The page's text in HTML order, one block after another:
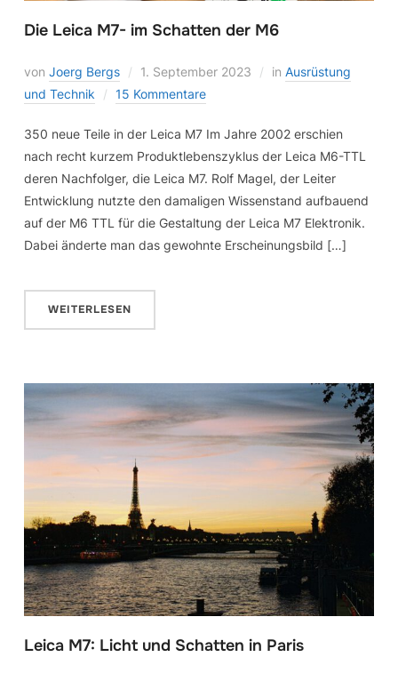
Die Leica M7- im Schatten der M6
von Joerg Bergs 1. September 2023 in Ausrüstung
und Technik
15 Kommentare
350 neue Teile in der Leica M7 Im Jahre 2002 erschien
nach recht kurzem Produktlebenszyklus der Leica M6-TTL
deren Nachfolger, die Leica M7. Rolf Magel, der Leiter
Entwicklung nutzte den damaligen Wissenstand aufbauend
auf der M6 TTL für die Gestaltung der Leica M7 Elektronik.
Dabei änderte man das gewohnte Erscheinungsbild […]
WEITERLESEN
Leica M7: Licht und Schatten in Paris